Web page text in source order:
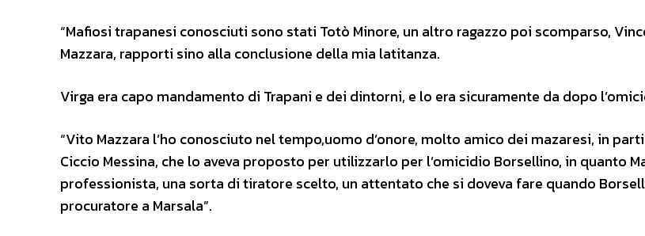
“Mafiosi trapanesi conosciuti sono stati Totò Minore, un altro ragazzo poi scomparso,
Mazzara, rapporti sino alla conclusione della mia latitanza.
Virga era capo mandamento di Trapani e dei dintorni, e lo era sicuramente da dopo
“Vito Mazzara l’ho conosciuto nel tempo,uomo d’onore, molto amico dei mazaresi, in
Ciccio Messina, che lo aveva proposto per utilizzarlo per l’omicidio Borsellino, in quanto
professionista, una sorta di tiratore scelto, un attentato che si doveva fare quando
procuratore a Marsala”.